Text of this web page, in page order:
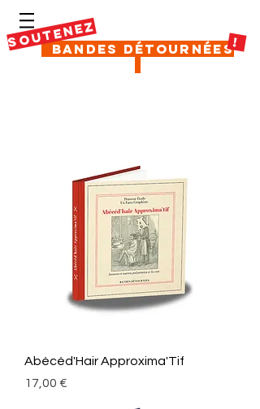
Bandes Détournées
SOUTENEZ !
Abécéd'Hair Approxima'Tif
Prix
17,00 €